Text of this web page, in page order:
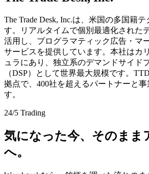
The Trade Desk, Inc.は、米国の多国籍
す。リアルタイムで個別最適化された
活用し、プログラマティック広告・マ
サービスを提供しています。本社はカ
ュラにあり、独立系のデマンドサイド
（DSP）として世界最大規模です。
拠点で、400社を超えるパートナーと事
す。
24/5 Trading
気になった今、そのまま
へ。